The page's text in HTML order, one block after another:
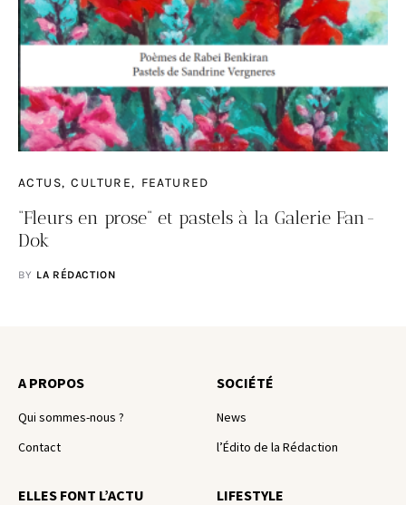
ACTUS CULTURE FEATURED
“Fleurs en prose” et pastels à la Galerie Fan-
Dok
BY LA RÉDACTION
A PROPOS
Qui sommes-nous ?
Contact
SOCIÉTÉ
News
l’Édito de la Rédaction
ELLES FONT L’ACTU LIFESTYLE